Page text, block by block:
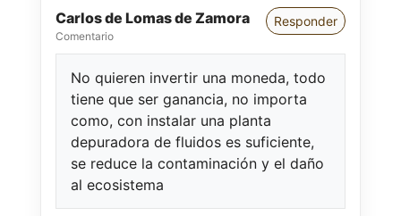
Carlos de Lomas de Zamora
Comentario
Responder
No quieren invertir una moneda, todo
tiene que ser ganancia, no importa
como, con instalar una planta
depuradora de fluidos es suficiente,
se reduce la contaminación y el daño
al ecosistema